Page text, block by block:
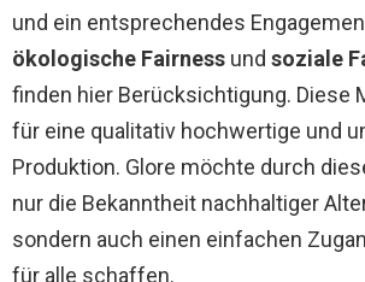
und ein entsprechendes
ökologische Fairness und soziale
finden hier Berücksichtigung. Diese
für eine qualitativ hochwertige und
Produktion. Glore möchte durch
nur die Bekanntheit nachhaltiger
sondern auch einen einfachen
für alle schaffen.